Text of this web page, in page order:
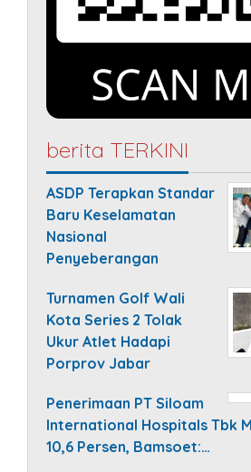
berita TERKINI
ASDP Terapkan Standar
Baru Keselamatan
Nasional
Penyeberangan
Turnamen Golf Wali
Kota Series 2 Tolak
Ukur Atlet Hadapi
Porprov Jabar
Penerimaan PT Siloam
International Hospitals Tbk
10,6 Persen, Bamsoet:…